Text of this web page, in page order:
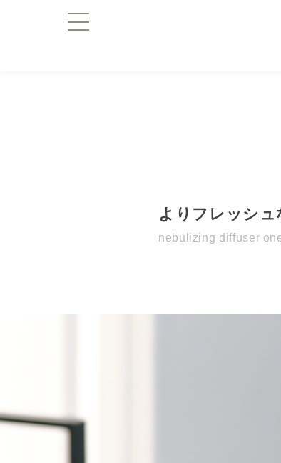
よりフレッシ
nebulizing diffuser